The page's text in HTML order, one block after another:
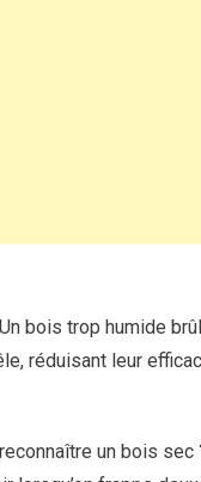
bois trop humide
réduisant leur
un bois sec